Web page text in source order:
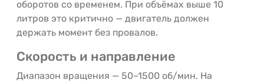
оборотов со временем. При объёмах выше 10
литров это критично — двигатель должен
держать момент без провалов.
Скорость и направление
Диапазон вращения — 50–1500 об/мин. На